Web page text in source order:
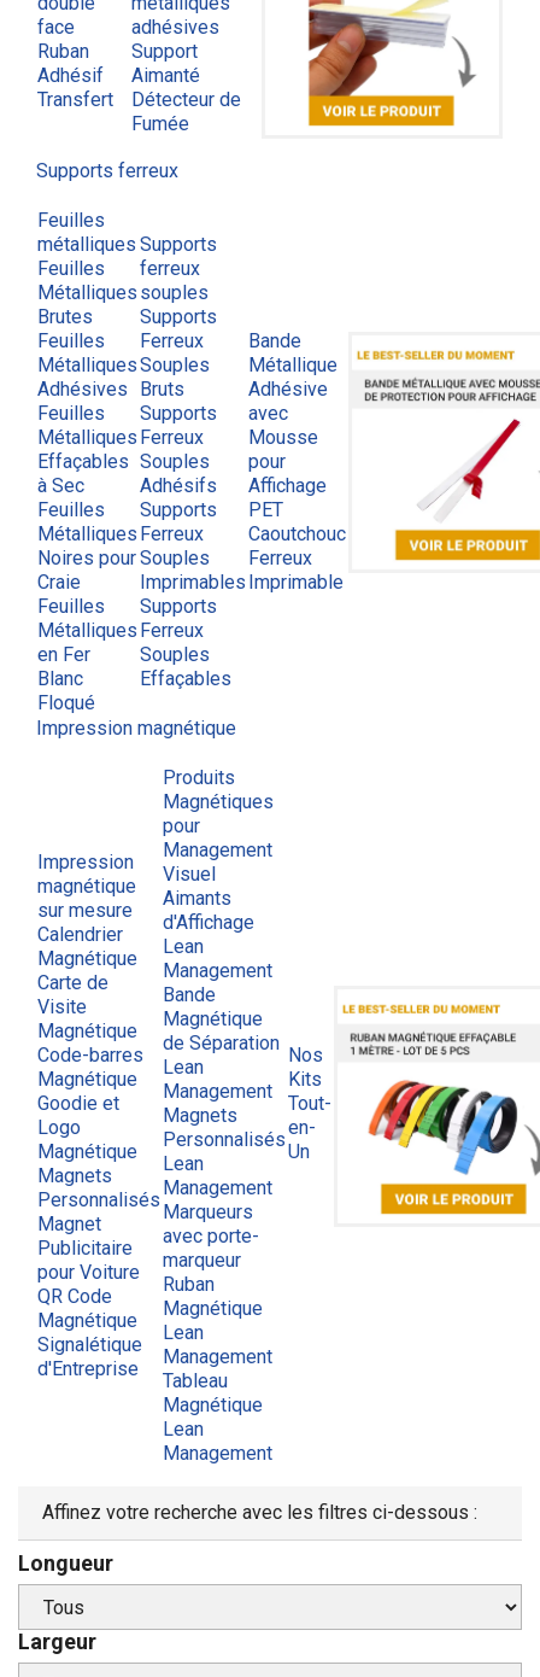
face
Ruban
Adhésif
Transfert
adhésives
Support
Aimanté
Détecteur de
Fumée
Supports ferreux
Feuilles
métalliques
Feuilles
Métalliques
Brutes
Feuilles
Métalliques
Adhésives
Feuilles
Métalliques
Effaçables
à Sec
Feuilles
Métalliques
Noires pour
Craie
Feuilles
Métalliques
en Fer
Blanc
Floqué
Supports
ferreux
souples
Supports
Ferreux
Souples
Bruts
Supports
Ferreux
Souples
Adhésifs
Supports
Ferreux
Souples
Imprimables
Supports
Ferreux
Souples
Effaçables
Bande
Métallique
Adhésive
avec
Mousse
pour
Affichage
PET
Caoutchouc
Ferreux
Imprimable
Impression magnétique
Impression
magnétique
sur mesure
Calendrier
Magnétique
Carte de
Visite
Magnétique
Code-barres
Magnétique
Goodie et
Logo
Magnétique
Magnets
Personnalisés
Magnet
Publicitaire
pour Voiture
QR Code
Magnétique
Signalétique
d'Entreprise
Produits
Magnétiques
pour
Management
Visuel
Aimants
d'Affichage
Lean
Management
Bande
Magnétique
de Séparation
Lean
Management
Magnets
Personnalisés
Lean
Management
Marqueurs
avec porte-
marqueur
Ruban
Magnétique
Lean
Management
Tableau
Magnétique
Lean
Management
Nos
Kits
Tout-
en-
Un
Affinez votre recherche avec les filtres ci-dessous :
Longueur
Largeur